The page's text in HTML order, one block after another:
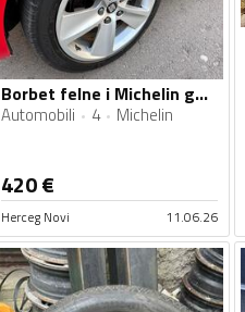
Borbet felne i Michelin gume
Automobili 4 Michelin
420€
Herceg Novi 11.06.26